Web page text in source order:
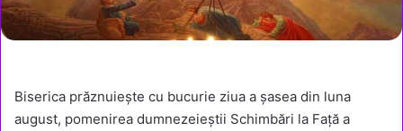
Biserica prăznuieşte cu bucurie ziua a şasea din luna
august, pomenirea dumnezeieştii Schimbări la Faţă a